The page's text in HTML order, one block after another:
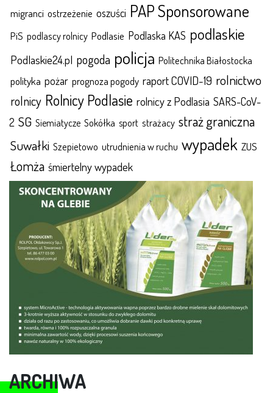
migranci ostrzeżenie oszuści PAP Sponsorowane
PiS podlascy rolnicy Podlasie Podlaska KAS podlaskie
Podlaskie24.pl pogoda policja Politechnika Białostocka
polityka pożar prognoza pogody raport COVID-19 rolnictwo
rolnicy Rolnicy Podlasie rolnicy z Podlasia SARS-CoV-
2 SG Siemiatycze Sokółka sport strażacy straż graniczna
Suwałki Szepietowo utrudnienia w ruchu wypadek ZUS
Łomża śmiertelny wypadek
ARCHIWA